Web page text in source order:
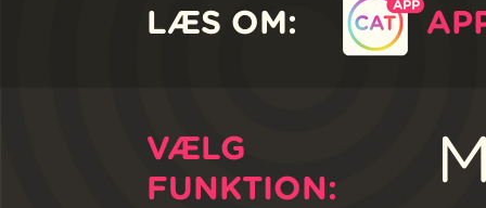
LÆS OM:
VÆLG
FUNKTION: